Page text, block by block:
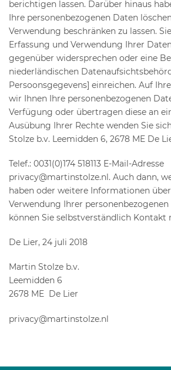
berichtigen lassen. Darüber hinaus
Ihre personenbezogenen Daten
Verwendung beschränken zu lassen.
Erfassung und Verwendung Ihrer
gegenüber widersprechen oder eine
niederländischen
Persoonsgegevens] einreichen. Auf
wir Ihnen Ihre personenbezogenen
Verfügung oder übertragen diese an
Ausübung Ihrer Rechte wenden Sie
Stolze b.v. Leemidden 6, 2678 ME De
Telef.: 0031(0)174 518113 E-Mail-Adresse
privacy@martinstolze.nl. Auch dann,
haben oder weitere Informationen
Verwendung Ihrer
können Sie selbstverständlich Kontakt
De Lier, 24 juli 2018
Martin Stolze b.v.
Leemidden 6
2678 ME De Lier
privacy@martinstolze.nl